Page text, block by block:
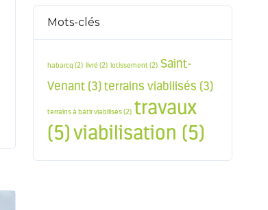
Mots-clés
habarcq (2) livré (2) lotissement(2) Saint-
Venant(3) terrains viabilisés (3)
terrains à bâtir viabilisés(2) travaux
(5)viabilisation (5)